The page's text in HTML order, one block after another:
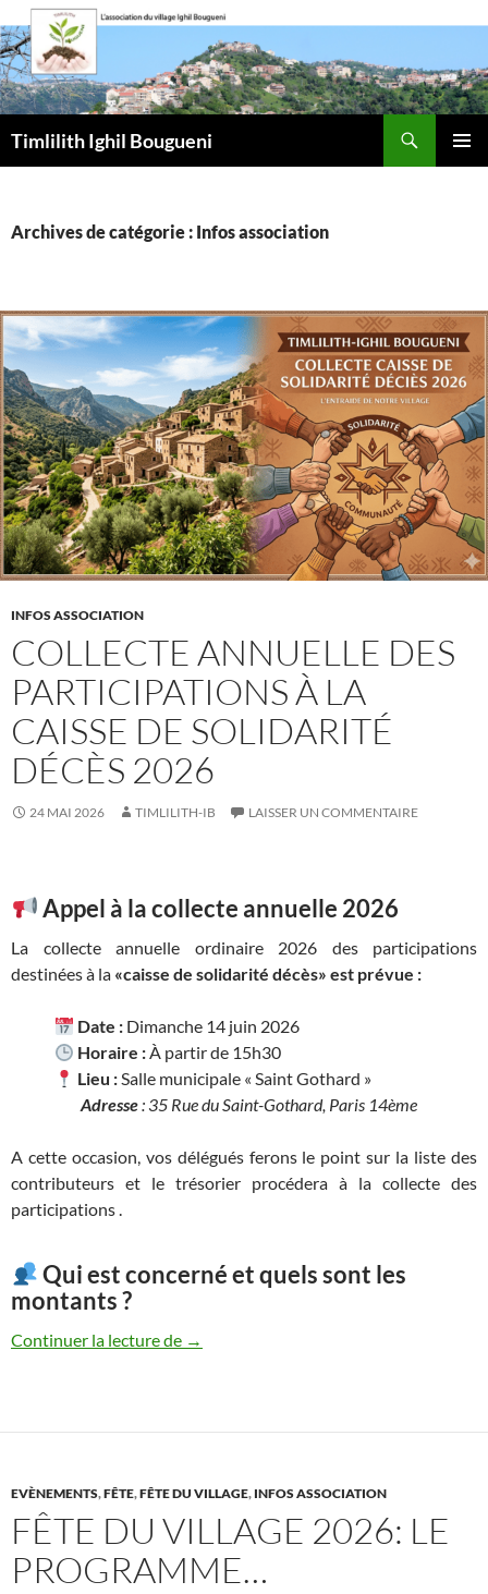
Aller
au
contenu
Timlilith Ighil Bougueni
Archives de catégorie : Infos association
INFOS ASSOCIATION
COLLECTE ANNUELLE DES
PARTICIPATIONS À LA
CAISSE DE SOLIDARITÉ
DÉCÈS 2026
24 MAI 2026 TIMLILITH-IB LAISSER UN COMMENTAIRE
Appel à la collecte annuelle 2026
La collecte annuelle ordinaire 2026 des participations
destinées à la «caisse de solidarité décès» est prévue :
Date : Dimanche 14 juin 2026
Horaire :À partir de 15h30
Lieu :Salle municipale « Saint Gothard »
Adresse: 35 Rue du Saint-Gothard, Paris 14ème
A cette occasion, vos délégués ferons le point sur la liste des
contributeurs et le trésorier procédera à la collecte des
participations .
Qui est concerné et quels sont les
montants ?
Continuer la lecture de Collecte annuelle des participations à la
→
EVÈNEMENTS,FÊTE,FÊTE DU VILLAGE, INFOS ASSOCIATION
FÊTE DU VILLAGE 2026: LE
PROGRAMME…